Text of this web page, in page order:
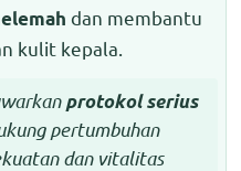
dan membantu
kulit kepala.
protokol serius
pertumbuhan
dan vitalitas